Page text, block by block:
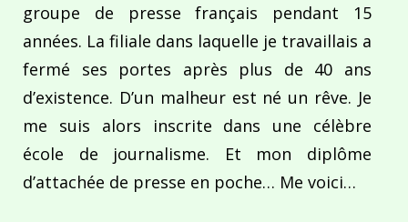
groupe de presse français pendant 15
années. La filiale dans laquelle je travaillais a
fermé ses portes après plus de 40 ans
d’existence. D’un malheur est né un rêve. Je
me suis alors inscrite dans une célèbre
école de journalisme. Et mon diplôme
d’attachée de presse en poche… Me voici…